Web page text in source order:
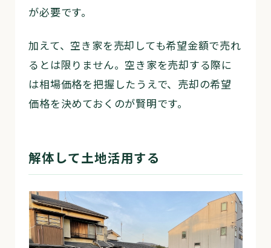
が必要です。
加えて、空き家を売却しても希望金額で売れ
るとは限りません。空き家を売却する際に
は相場価格を把握したうえで、売却の希望
価格を決めておくのが賢明です。
解体して土地活用する